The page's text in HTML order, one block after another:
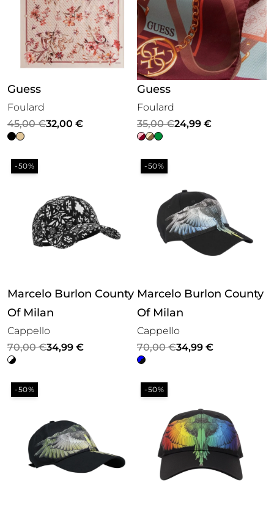
Guess
Foulard
45,00€
Il
prezzo
originale
era:
32,00 €
Il
prezzo
attuale
è:
Guess
Foulard
35,00€
Il
prezzo
originale
era:
24,99 €
Il
prezzo
attuale
è:
-50%
Marcelo Burlon County
Of Milan
Cappello
70,00€
Il
prezzo
originale
era:
34,99 €
Il
prezzo
attuale
è:
-50%
Marcelo Burlon County
Of Milan
Cappello
70,00€
Il
prezzo
originale
era:
34,99 €
Il
prezzo
attuale
è:
-50% -50%